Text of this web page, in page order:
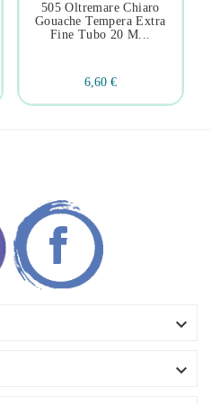
505 Oltremare Chiaro
Gouache Tempera Extra
Fine Tubo 20 M...
6,60 €

